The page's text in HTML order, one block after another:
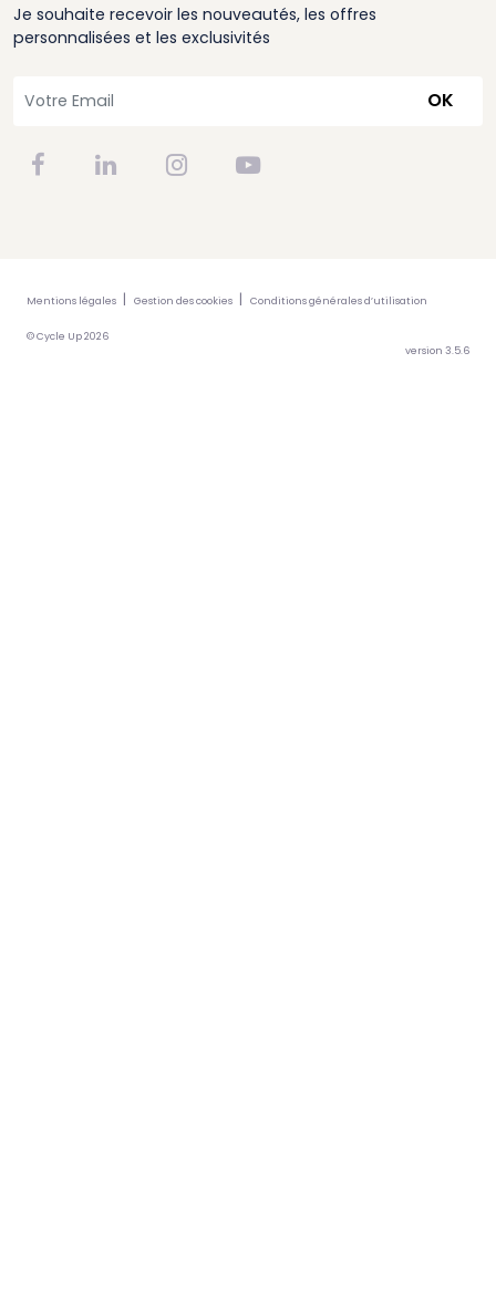
Je souhaite recevoir les nouveautés, les offres
personnalisées et les exclusivités
OK
Mentions légales Gestion des cookies Conditions générales d’utilisation
© Cycle Up 2026
version 3.5.6